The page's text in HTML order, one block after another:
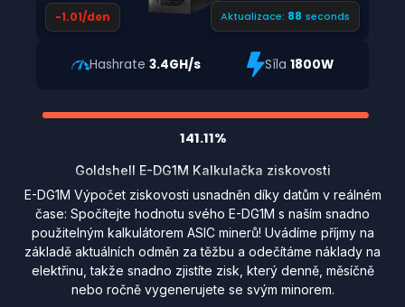
-1.01/den Aktualizace: 87 seconds
Hashrate 3.4GH/s Síla1800W
141.11%
Goldshell E-DG1M Kalkulačka ziskovosti
E-DG1M Výpočet ziskovosti usnadněn díky datům v reálném
čase: Spočítejte hodnotu svého E-DG1M s naším snadno
použitelným kalkulátorem ASIC minerů! Uvádíme příjmy na
základě aktuálních odměn za těžbu a odečítáme náklady na
elektřinu, takže snadno zjistíte zisk, který denně, měsíčně
nebo ročně vygenerujete se svým minorem.